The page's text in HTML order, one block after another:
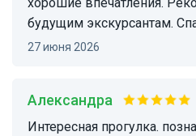
будущим экскурсантам.
27 июня 2026
Александра
интересная прогулка. познакомилась с местными